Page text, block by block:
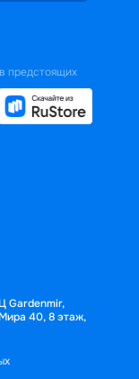
предстоящих
Gardenmir,
40, 8 этаж,